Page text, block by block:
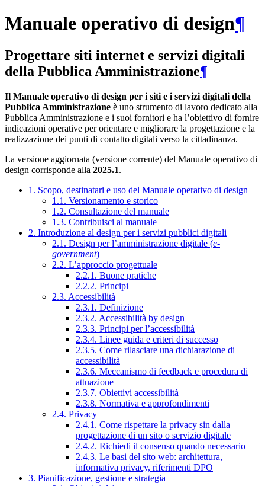
Manuale operativo di design¶
Progettare siti internet e servizi digitali
della Pubblica Amministrazione¶
Il Manuale operativo di design per i siti e i servizi digitali della
Pubblica Amministrazione è uno strumento di lavoro dedicato alla
Pubblica Amministrazione e i suoi fornitori e ha l’obiettivo di fornire
indicazioni operative per orientare e migliorare la progettazione e la
realizzazione dei punti di contatto digitali verso la cittadinanza.
La versione aggiornata (versione corrente) del Manuale operativo di
design corrisponde alla 2025.1.
1. Scopo, destinatari e uso del Manuale operativo di design
1.1. Versionamento e storico
1.2. Consultazione del manuale
1.3. Contribuisci al manuale
2. Introduzione al design per i servizi pubblici digitali
2.1. Design per l’amministrazione digitale (e-
government)
2.2. L’approccio progettuale
2.2.1. Buone pratiche
2.2.2. Principi
2.3. Accessibilità
2.3.1. Definizione
2.3.2. Accessibilità by design
2.3.3. Principi per l’accessibilità
2.3.4. Linee guida e criteri di successo
2.3.5. Come rilasciare una dichiarazione di
accessibilità
2.3.6. Meccanismo di feedback e procedura di
attuazione
2.3.7. Obiettivi accessibilità
2.3.8. Normativa e approfondimenti
2.4. Privacy
2.4.1. Come rispettare la privacy sin dalla
progettazione di un sito o servizio digitale
2.4.2. Richiedi il consenso quando necessario
2.4.3. Le basi del sito web: architettura,
informativa privacy, riferimenti DPO
3. Pianificazione, gestione e strategia